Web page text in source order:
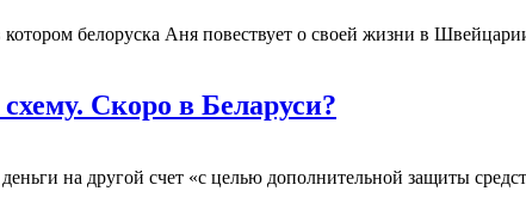
котором белоруска Аня повествует о своей жизни в
Скоро в Беларуси?
на другой счет «с целью дополнительной защиты